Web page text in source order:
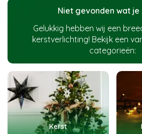
Niet gevonden wat je
Gelukkig hebben wij een
kerstverlichting! Bekijk een
categorieën:
Kerst